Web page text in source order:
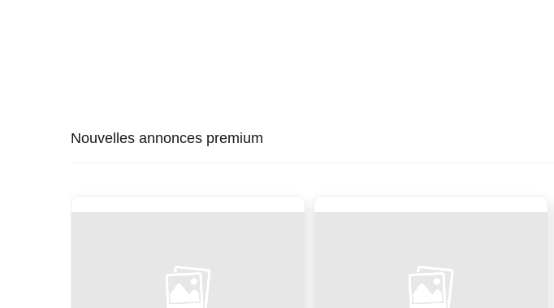
Nouvelles annonces premium